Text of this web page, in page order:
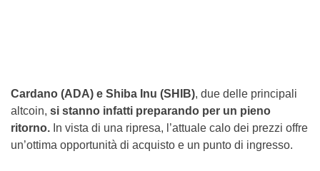
Cardano (ADA) e Shiba Inu (SHIB), due delle principali
altcoin, si stanno infatti preparando per un pieno
ritorno. In vista di una ripresa, l’attuale calo dei prezzi offre
un’ottima opportunità di acquisto e un punto di ingresso.